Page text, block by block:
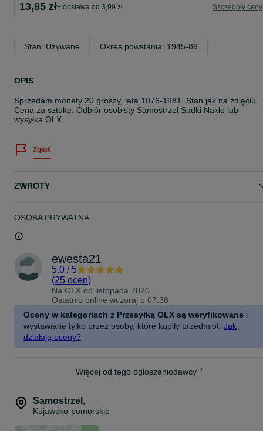
13,85 zł+ dostawa od 3,99 zł Szczegóły ceny
Stan: Używane Okres powstania: 1945-89
OPIS
Sprzedam monety 20 groszy, lata 1076-1981. Stan jak na zdjęciu.
Cena za sztukę. Odbiór osobisty Samostrzel Sadki Nakło lub
wysyłka OLX.
Zgłoś
ZWROTY
OSOBA PRYWATNA
ewesta21
5.0 / 5
(25 ocen)
Na OLX od listopada 2020
Ostatnio online wczoraj o 07:38
Oceny w kategoriach z Przesyłką OLX są weryfikowane i
wystawiane tylko przez osoby, które kupiły przedmiot. Jak
działają oceny?
Więcej od tego ogłoszeniodawcy
Samostrzel ,
Kujawsko-pomorskie